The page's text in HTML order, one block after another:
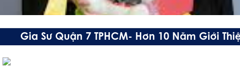
Gia Sư Quận 7 TPHCM- Hơn 10 Năm Giới